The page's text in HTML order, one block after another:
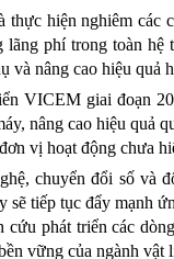
thực hiện nghiêm
phí trong toàn
và nâng cao hiệu quả
VICEM giai đoạn
nâng cao hiệu quả
vị hoạt động chưa
chuyển đổi số và
tiếp tục đẩy mạnh
phát triển các
vững của ngành vật